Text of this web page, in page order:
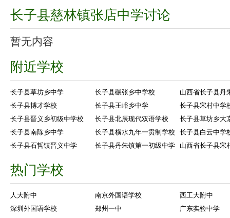
长子县慈林镇张店中学讨论
暂无内容
附近学校
长子县草坊乡中学 长子县碾张乡中学校
山西省长子县丹
长子县博才学校
长子县王峪乡中学
长子县宋村中学
长子县晋义乡初级中学校
长子县北辰现代双语学校
长子县草坊乡大
长子县南陈乡中学
长子县横水九年一贯制学校
长子县白云中学
长子县石哲镇晋义中学
长子县丹朱镇第一初级中学 山西省长子县宋
热门学校
人大附中 南京外国语学校
西工大附中
深圳外国语学校
郑州一中
广东实验中学